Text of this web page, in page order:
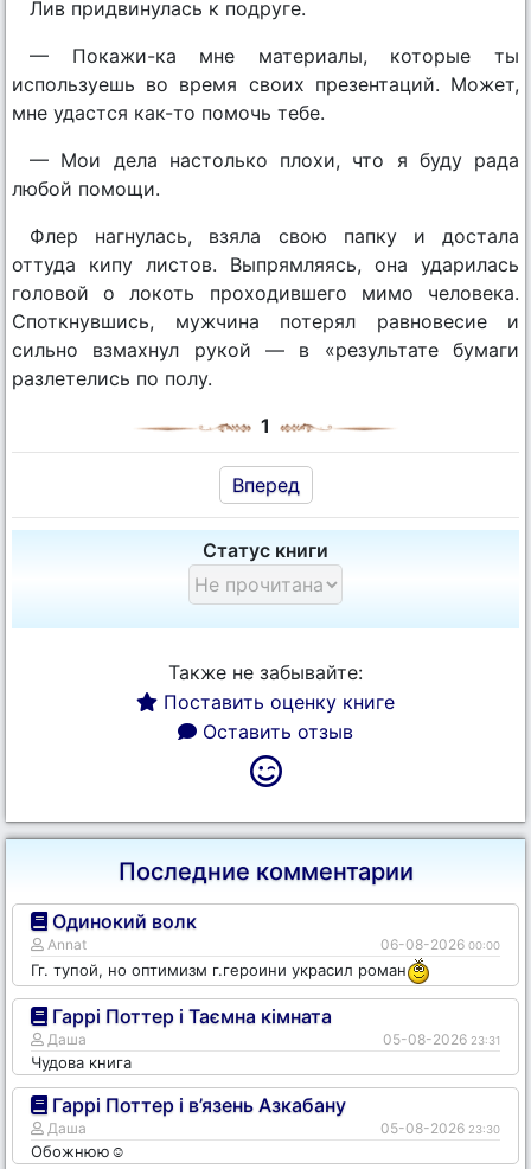
Лив придвинулась к подруге.
— Покажи-ка мне материалы, которые ты
используешь во время своих презентаций. Может,
мне удастся как-то помочь тебе.
— Мои дела настолько плохи, что я буду рада
любой помощи.
Флер нагнулась, взяла свою папку и достала
оттуда кипу листов. Выпрямляясь, она ударилась
головой о локоть проходившего мимо человека.
Споткнувшись, мужчина потерял равновесие и
сильно взмахнул рукой — в «результате бумаги
разлетелись по полу.
1
Вперед
Статус книги
Также не забывайте:
Поставить оценку книге
Оставить отзыв
Последние комментарии
Одинокий волк
Annat 06-08-2026 00:00
Гг. тупой, но оптимизм г.героини украсил роман
Гаррі Поттер і Таємна кімната
Даша 05-08-2026 23:31
Чудова книга
Гаррі Поттер і в’язень Азкабану
Даша 05-08-2026 23:30
Обожнюю☺️